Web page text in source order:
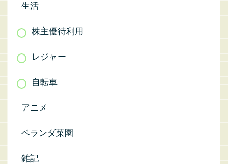
生活
株主優待利用
レジャー
自転車
アニメ
ベランダ菜園
雑記